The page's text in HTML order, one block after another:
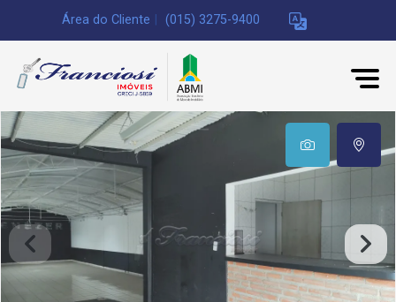
Área do Cliente (015) 3275-9400